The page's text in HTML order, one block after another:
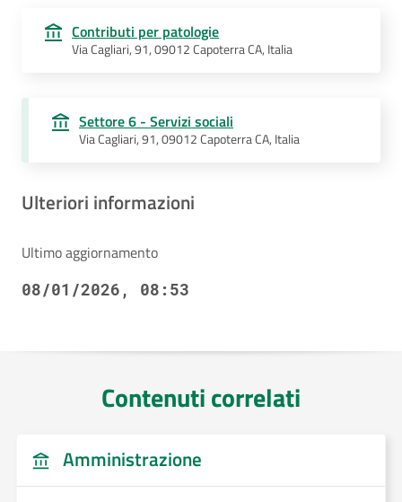
Contributi per patologie
Via Cagliari, 91, 09012 Capoterra CA, Italia
Settore 6 - Servizi sociali
Via Cagliari, 91, 09012 Capoterra CA, Italia
Ulteriori informazioni
Ultimo aggiornamento
08/01/2026, 08:53
Contenuti correlati
Amministrazione